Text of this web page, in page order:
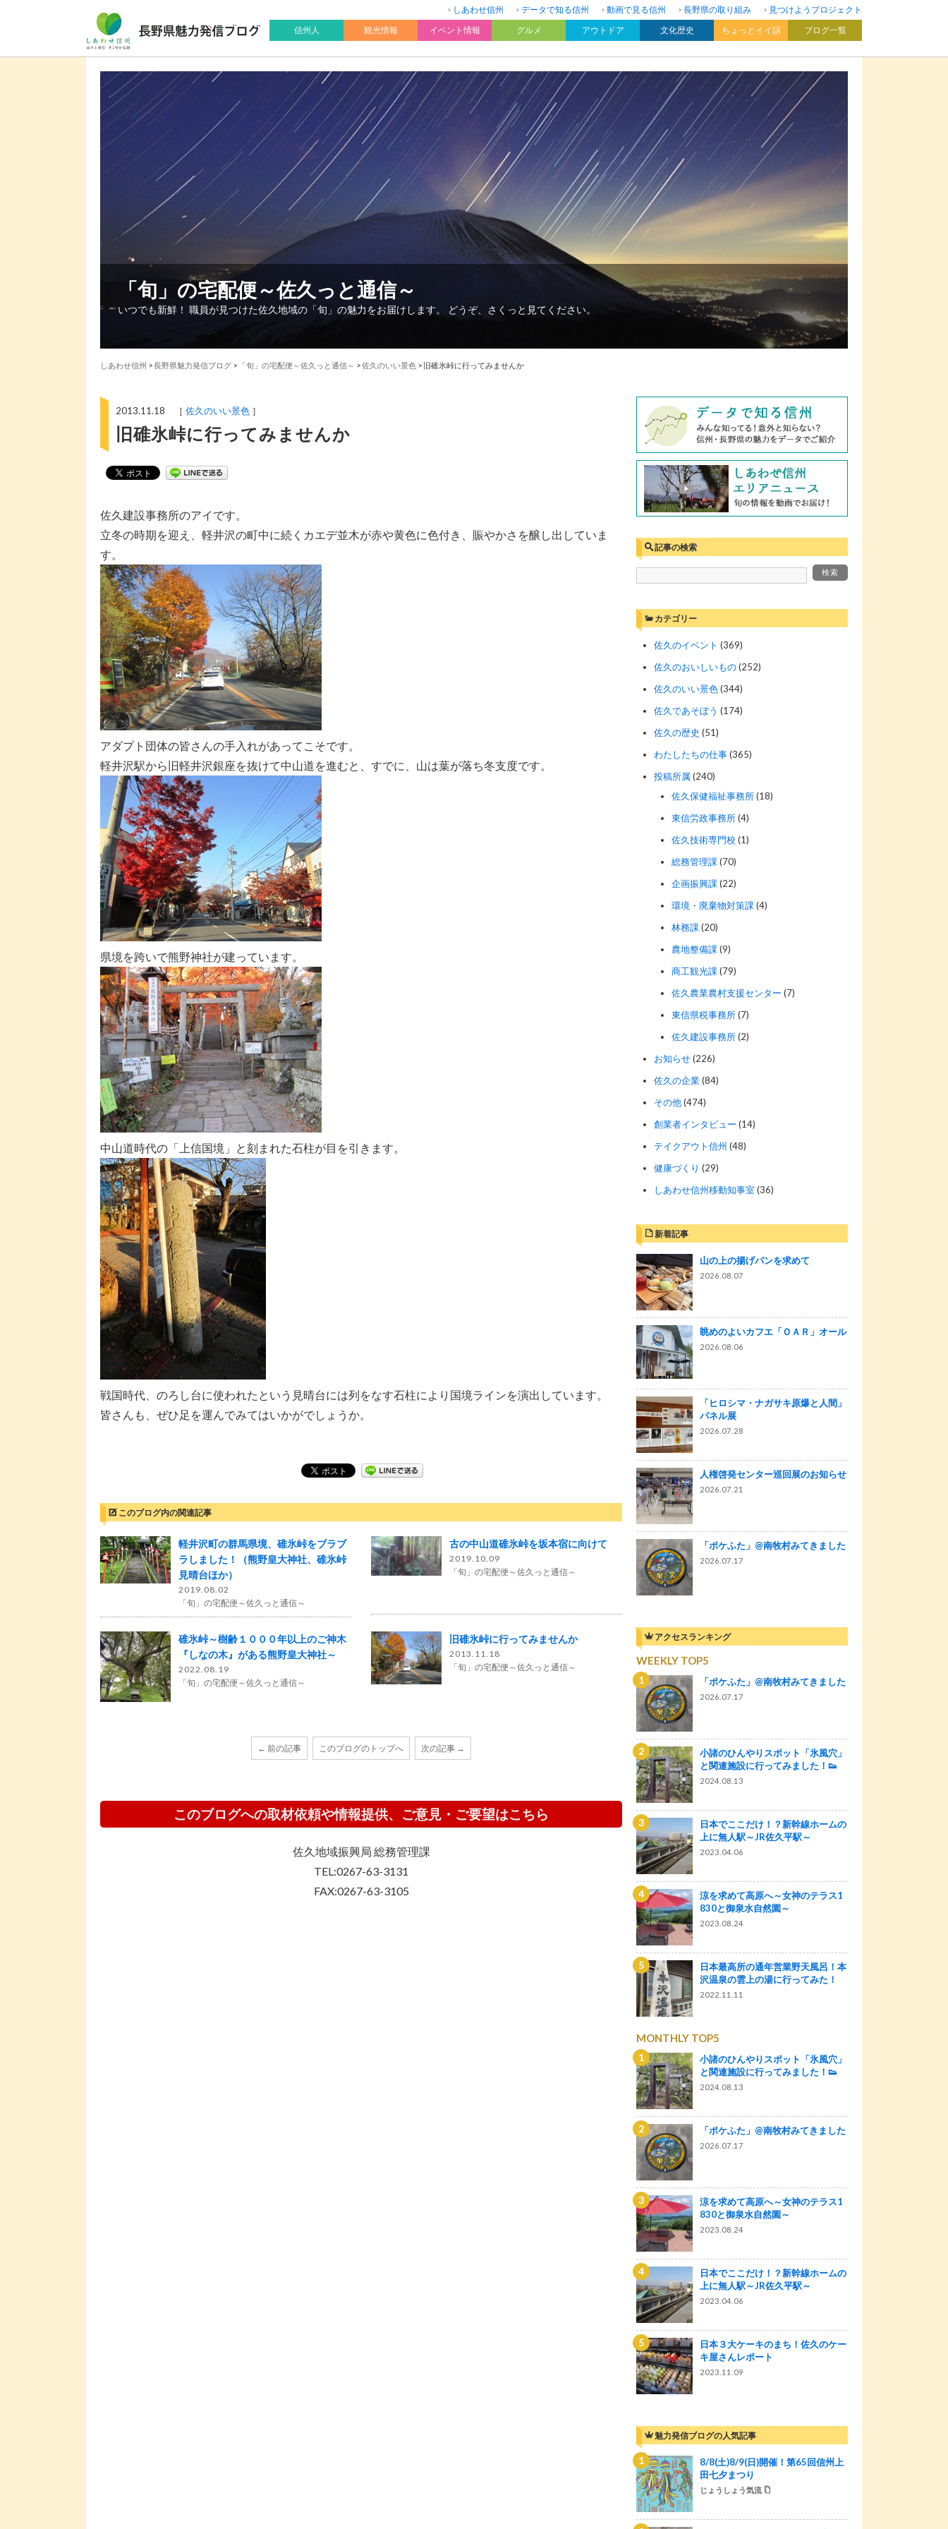
しあわせ信州 データで知る信州 動画で見る信州 長野県の取り組み
見つけようプロジェクト
信州人
観光情報 イベント情報 グルメ アウトドア 文化歴史 ちょっとイイ話 ブログ一覧
「旬」の宅配便～佐久っと通信～
いつでも新鮮！ 職員が見つけた佐久地域の「旬」の魅力をお届けします。 どうぞ、さくっと見てください。
しあわせ信州 >長野県魅力発信ブログ > 「旬」の宅配便～佐久っと通信～ >佐久のいい景色 > 旧碓氷峠に行ってみませんか
2013.11.18 ［ 佐久のいい景色 ］
旧碓氷峠に行ってみませんか
佐久建設事務所のアイです。
立冬の時期を迎え、軽井沢の町中に続くカエデ並木が赤や黄色に色付き、賑やかさを醸し出していま
す。
アダプト団体の皆さんの手入れがあってこそです。
軽井沢駅から旧軽井沢銀座を抜けて中山道を進むと、すでに、山は葉が落ち冬支度です。
県境を跨いで熊野神社が建っています。
中山道時代の「上信国境」と刻まれた石柱が目を引きます。
戦国時代、のろし台に使われたという見晴台には列をなす石柱により国境ラインを演出しています。
皆さんも、ぜひ足を運んでみてはいかがでしょうか。
このブログ内の関連記事
軽井沢町の群馬県境、碓氷峠をブラブ
ラしました！（熊野皇大神社、碓氷峠
見晴台ほか）
2019.08.02
「旬」の宅配便～佐久っと通信～
古の中山道碓氷峠を坂本宿に向けて
2019.10.09
「旬」の宅配便～佐久っと通信～
碓氷峠～樹齢１０００年以上のご神木
『しなの木』がある熊野皇大神社～
2022.08.19
「旬」の宅配便～佐久っと通信～
旧碓氷峠に行ってみませんか
2013.11.18
「旬」の宅配便～佐久っと通信～
← 前の記事 このブログのトップへ 次の記事 →
このブログへの取材依頼や情報提供、ご意見・ご要望はこちら
佐久地域振興局 総務管理課
TEL:0267-63-3131
FAX:0267-63-3105
記事の検索
カテゴリー
佐久のイベント (369)
佐久のおいしいもの(252)
佐久のいい景色(344)
佐久であそぼう (174)
佐久の歴史 (51)
わたしたちの仕事(365)
投稿所属(240)
佐久保健福祉事務所(18)
東信労政事務所(4)
佐久技術専門校 (1)
総務管理課 (70)
企画振興課 (22)
環境・廃棄物対策課 (4)
林務課 (20)
農地整備課 (9)
商工観光課 (79)
佐久農業農村支援センター (7)
東信県税事務所(7)
佐久建設事務所(2)
お知らせ(226)
佐久の企業(84)
その他(474)
創業者インタビュー (14)
テイクアウト信州 (48)
健康づくり (29)
しあわせ信州移動知事室(36)
新着記事
山の上の揚げパンを求めて
2026.08.07
眺めのよいカフエ「ＯＡＲ」オール
2026.08.06
「ヒロシマ・ナガサキ原爆と人間」
パネル展
2026.07.28
人権啓発センター巡回展のお知らせ
2026.07.21
「ポケふた」@南牧村みてきました
2026.07.17
アクセスランキング
WEEKLY TOP5
「ポケふた」@南牧村みてきました
2026.07.17
小諸のひんやりスポット「氷風穴」
と関連施設に行ってみました！👟
2024.08.13
日本でここだけ！？新幹線ホームの
上に無人駅～JR佐久平駅～
2023.04.06
涼を求めて高原へ～女神のテラス1
830と御泉水自然園～
2023.08.24
日本最高所の通年営業野天風呂！本
沢温泉の雲上の湯に行ってみた！
2022.11.11
MONTHLY TOP5
小諸のひんやりスポット「氷風穴」
と関連施設に行ってみました！👟
2024.08.13
「ポケふた」@南牧村みてきました
2026.07.17
涼を求めて高原へ～女神のテラス1
830と御泉水自然園～
2023.08.24
日本でここだけ！？新幹線ホームの
上に無人駅～JR佐久平駅～
2023.04.06
日本３大ケーキのまち！佐久のケー
キ屋さんレポート
2023.11.09
魅力発信ブログの人気記事
8/8(土)8/9(日)開催！第65回信州上
田七夕まつり
じょうしょう気流